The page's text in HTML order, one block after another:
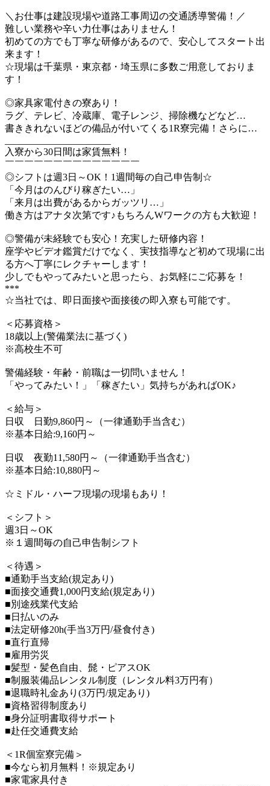
＼お仕事は建設現場や道路工事周辺の交通誘導警備！／
難しい業務や辛い力仕事はありません！
初めての方でも丁寧な研修があるので、安心してスタート出
来ます！
☆現場は千葉県・東京都・埼玉県に多数ご用意しておりま
す！
◎家具家電付きの寮あり！
ラグ、テレビ、冷蔵庫、電子レンジ、掃除機などなど…
書ききれないほどの備品が付いてくる1R寮完備！さらに…
入寮から30日間は家賃無料！
￣￣￣￣￣￣￣￣￣￣￣￣￣￣
◎シフトは週3日～OK！1週間毎の自己申告制☆
「今月はのんびり稼ぎたい…」
「来月は出費があるからガッツリ…」
働き方はアナタ次第です♪もちろんWワークの方も大歓迎！
◎警備が未経験でも安心！充実した研修内容！
座学やビデオ鑑賞だけでなく、実技指導など初めて現場に出
る方へ丁寧にレクチャーします！
少しでもやってみたいと思ったら、お気軽にご応募を！
***
☆当社では、即日面接や面接後の即入寮も可能です。
＜応募資格＞
18歳以上(警備業法に基づく)
※高校生不可
警備経験・年齢・前職は一切問いません！
「やってみたい！」「稼ぎたい」気持ちがあればOK♪
＜給与＞
日収 日勤9,860円～（一律通勤手当含む）
※基本日給:9,160円～
日収 夜勤11,580円～（一律通勤手当含む）
※基本日給:10,880円～
☆ミドル・ハーフ現場の現場もあり！
＜シフト＞
週3日～OK
※１週間毎の自己申告制シフト
＜待遇＞
■通勤手当支給(規定あり)
■面接交通費1,000円支給(規定あり)
■別途残業代支給
■日払いのみ
■法定研修20h(手当3万円/昼食付き)
■直行直帰
■雇用労災
■髪型・髪色自由、髭・ピアスOK
■制服装備品レンタル制度（レンタル料3万円有）
■退職時礼金あり(3万円/規定あり)
■資格習得制度あり
■身分証明書取得サポート
■赴任交通費支給
＜1R個室寮完備＞
■今なら初月無料！※規定あり
■家電家具付き